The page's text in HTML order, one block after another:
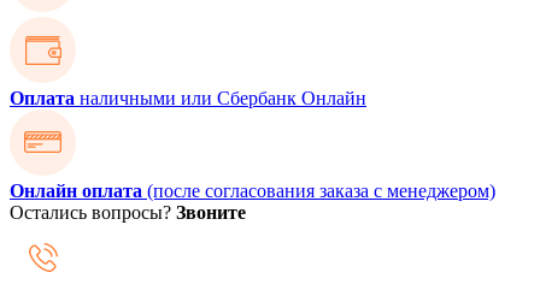
Оплата наличными или Сбербанк Онлайн
Онлайн оплата (после согласования заказа с менеджером)
Остались вопросы? Звоните